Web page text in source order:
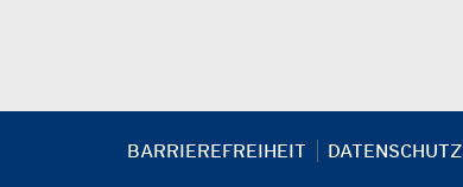
BARRIEREFREIHEIT DATENSCHUTZ